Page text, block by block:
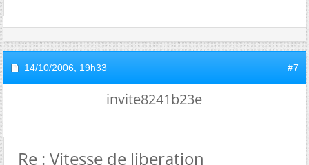
14/10/2006, 19h33 #7
invite8241b23e
Re : Vitesse de liberation